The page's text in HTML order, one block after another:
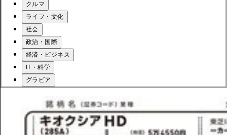
クルマ
ライフ・文化
社会
政治・国際
経済・ビジネス
IT・科学
グラビア